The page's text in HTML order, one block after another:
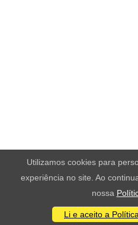
Utilizamos cookies para
experiência no site. Ao
nossa
Li e aceito a